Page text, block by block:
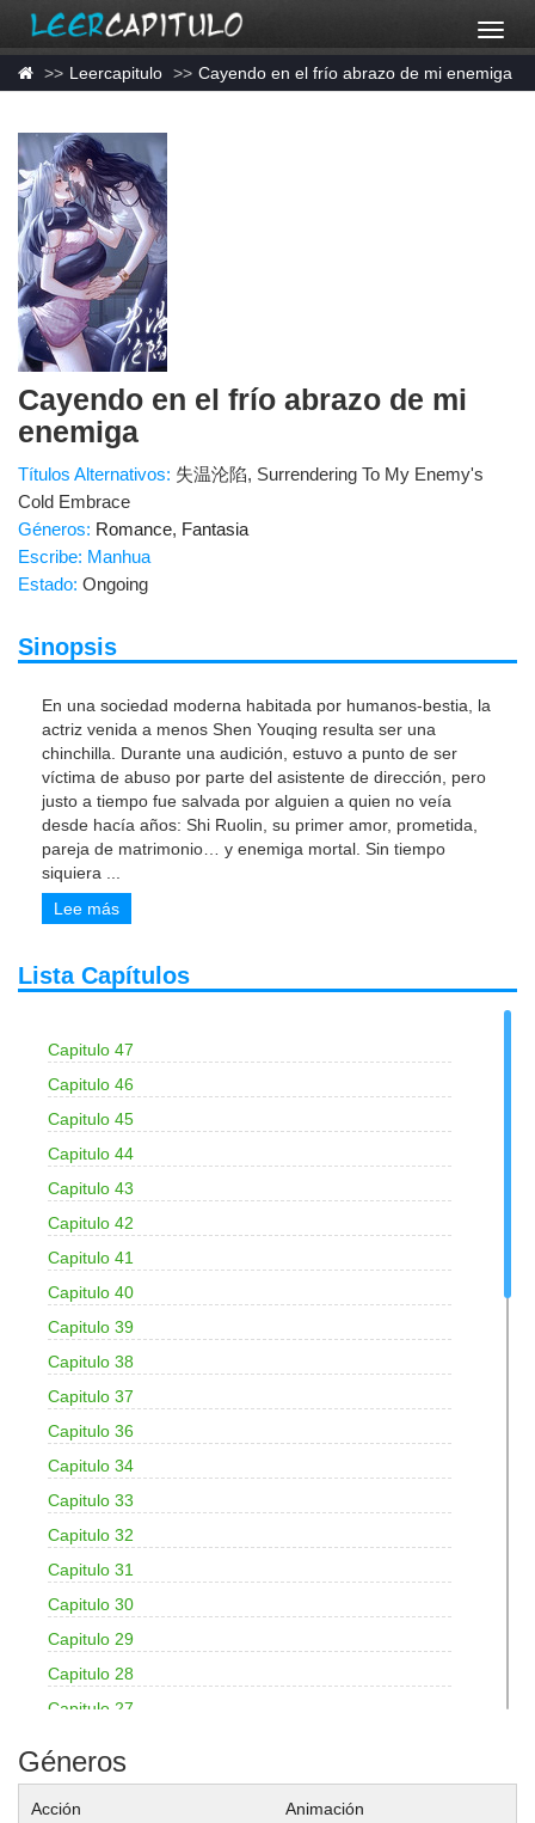
Leercapitulo Cayendo en el frío abrazo de mi enemiga
Cayendo en el frío abrazo de mi
enemiga
Títulos Alternativos: 失温沦陷, Surrendering To My Enemy's
Cold Embrace
Géneros: Romance, Fantasia
Escribe: Manhua
Estado: Ongoing
Sinopsis
En una sociedad moderna habitada por humanos-bestia, la
actriz venida a menos Shen Youqing resulta ser una
chinchilla. Durante una audición, estuvo a punto de ser
víctima de abuso por parte del asistente de dirección, pero
justo a tiempo fue salvada por alguien a quien no veía
desde hacía años: Shi Ruolin, su primer amor, prometida,
pareja de matrimonio… y enemiga mortal. Sin tiempo
siquiera
Lee más
Lista Capítulos
Capitulo 47
Capitulo 46
Capitulo 45
Capitulo 44
Capitulo 43
Capitulo 42
Capitulo 41
Capitulo 40
Capitulo 39
Capitulo 38
Capitulo 37
Capitulo 36
Capitulo 34
Capitulo 33
Capitulo 32
Capitulo 31
Capitulo 30
Capitulo 29
Capitulo 28
Capitulo 27
Capitulo 25: Capítulo 25
Capitulo 24
Géneros
Acción
Animación